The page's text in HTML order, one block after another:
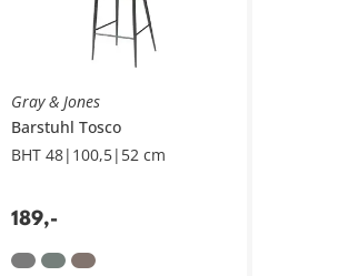
Gray & Jones
Barstuhl Tosco
BHT 48|100,5|52 cm
189,-